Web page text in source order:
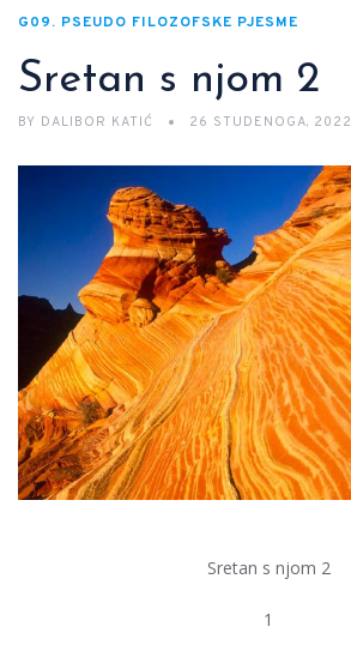
G09. PSEUDO FILOZOFSKE PJESME
Sretan s njom 2
BY DALIBOR KATIĆ 26 STUDENOGA, 2022
Sretan s njom 2
1